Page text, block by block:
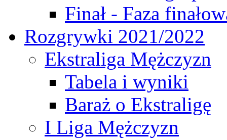
Finał - Faza
Rozgrywki 2021/2022
Ekstraliga Mężczyzn
Tabela i wyniki
Baraż o Ekstraligę
I Liga Mężczyzn